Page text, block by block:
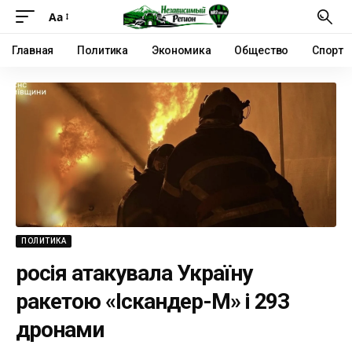
Аа
Главная Политика Экономика Общество Спорт
ПОЛИТИКА
росія атакувала Україну
ракетою «Іскандер-М» і 293
дронами